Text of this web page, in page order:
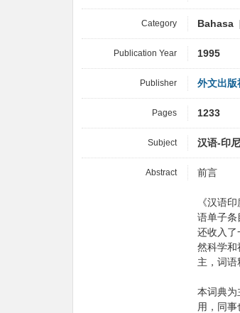
Category Bahasa
Publication Year 1995
Publisher 外文出版
Pages 1233
Subject 汉语-印
Abstract 前言
《汉语
语单子条
还收入了
然科学和
主，词语
本词典为
用，同事